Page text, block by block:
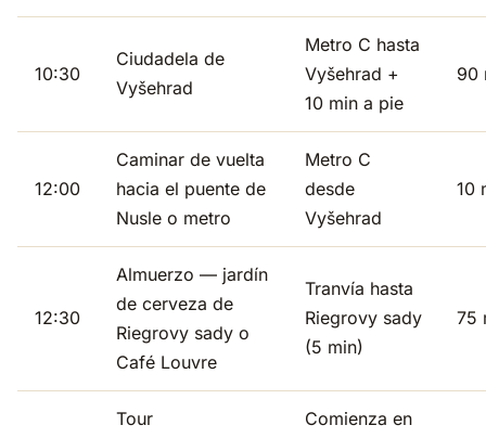
10:30
Ciudadela de
Vyšehrad
Metro C hasta
Vyšehrad +
10 min a pie
90
12:00
Caminar de vuelta
hacia el puente de
Nusle o metro
Metro C
desde
Vyšehrad
10
12:30
Almuerzo — jardín
de cerveza de
Riegrovy sady o
Café Louvre
Tranvía hasta
Riegrovy sady
(5 min)
75
Tour
Comienza en